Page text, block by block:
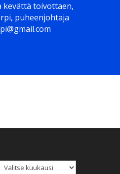
kevättä toivottaen,
puheenjohtaja
Arkistot